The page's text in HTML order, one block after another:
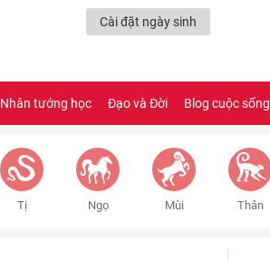
Cài đặt ngày sinh
Nhân tướng học Đạo và Đời Blog cuộc sống
Tị Ngọ Mùi Thân